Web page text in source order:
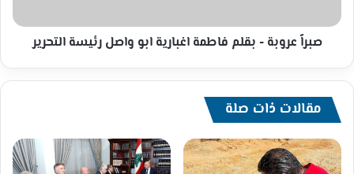
رئيسة
التحريرصبراً عروبة - بقلم فاطمة اغبارية ابو واصل رئيسة التحرير
مقالات ذات صلة